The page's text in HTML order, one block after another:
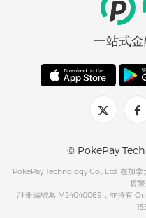
一站式
© PokePay
PokePay Technology Co., Ltd. 在加
貨幣
註冊編號為 M24040069，並持有